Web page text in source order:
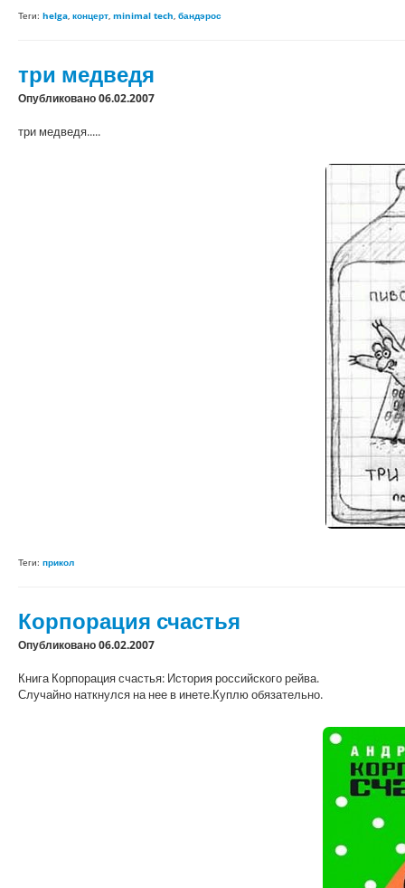
Теги: helga концерт minimal tech бандэрос
три медведя
Опубликовано 06.02.2007
три медведя.....
Теги: прикол
Корпорация счастья
Опубликовано 06.02.2007
Книга Корпорация счастья: История российского рейва.
Случайно наткнулся на нее в инете.Куплю обязательно.